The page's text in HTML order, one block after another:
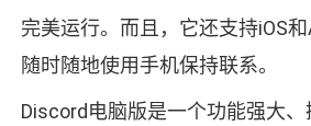
完美运行。而且，它还支持iOS
随时随地使用手机保持联系。
Discord电脑版是一个功能强大